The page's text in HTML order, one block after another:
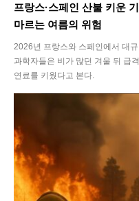
프랑스·스페인 산불 키운
마르는 여름의 위험
2026년 프랑스와 스페인에서 대
과학자들은 비가 많던 겨울 뒤 급
연료를 키웠다고 본다.